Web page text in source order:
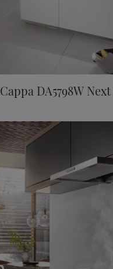
Cappa DA5798W